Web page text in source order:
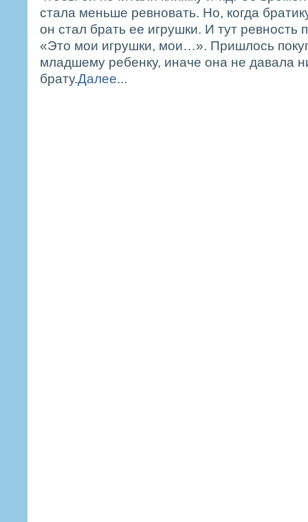
стала меньше ревновать. Но, когда
он стал брать ее игрушки. И тут ревность
«Это мои игрушки, мои…». Пришлось
младшему ребенку, иначе она не давала
брату.Далее...